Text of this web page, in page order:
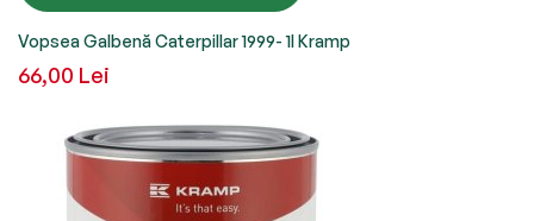
Vopsea Galbenă Caterpillar 1999- 1l Kramp
66,00 Lei